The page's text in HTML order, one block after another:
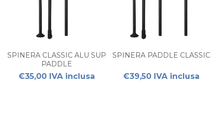
SPINERA CLASSIC ALU SUP
PADDLE
€35,00 IVA inclusa
SPINERA PADDLE CLASSIC
€39,50 IVA inclusa